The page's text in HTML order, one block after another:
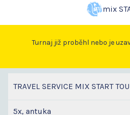
mix
Turnaj již proběhl nebo je
TRAVEL SERVICE MIX START
5x, antuka